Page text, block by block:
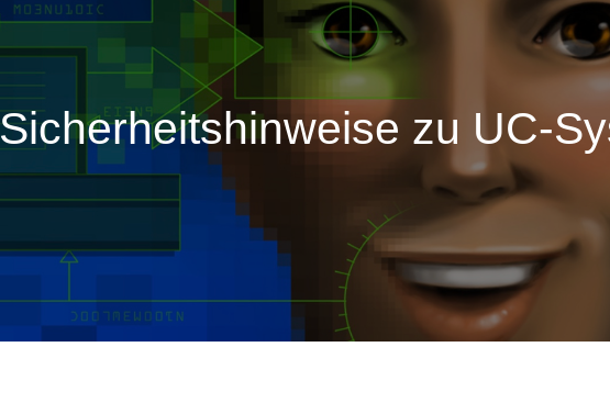
Sicherheitshinweise zu UC-